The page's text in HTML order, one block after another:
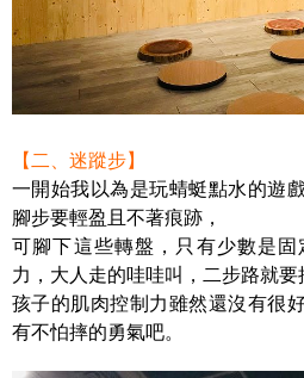
【二、迷蹤步】
一開始我以為是玩蜻蜓點水的遊
腳步要輕盈且不著痕跡，
可腳下這些轉盤，只有少數是
力，大人走的哇哇叫，二步路就要
孩子的肌肉控制力雖然還沒有很
有不怕摔的勇氣吧。